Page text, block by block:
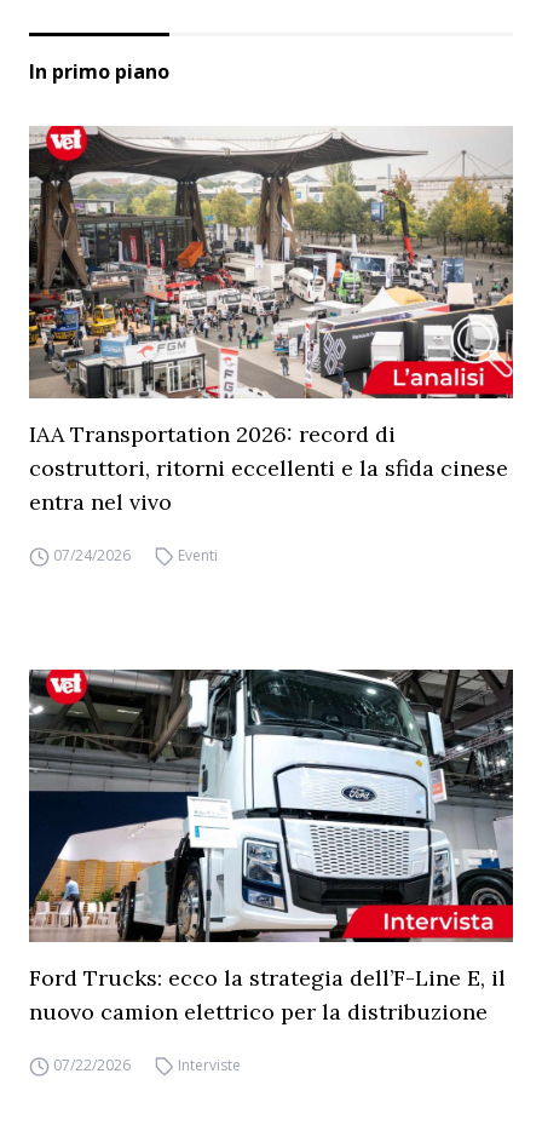
In primo piano
IAA Transportation 2026: record di
costruttori, ritorni eccellenti e la sfida cinese
entra nel vivo
07/24/2026 Eventi
Ford Trucks: ecco la strategia dell’F-Line E, il
nuovo camion elettrico per la distribuzione
07/22/2026 Interviste